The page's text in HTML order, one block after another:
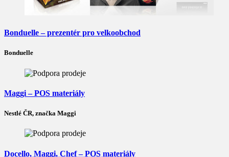
Bonduelle – prezentér pro velkoobchod
Bonduelle
Maggi – POS materiály
Nestlé ČR, značka Maggi
Docello, Maggi, Chef – POS materiály